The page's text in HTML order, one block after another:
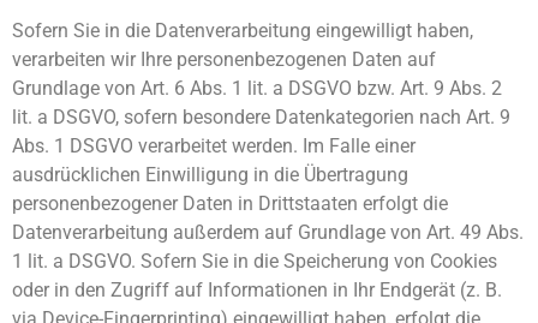
Sofern Sie in die Datenverarbeitung eingewilligt haben,
verarbeiten wir Ihre personenbezogenen Daten auf
Grundlage von Art. 6 Abs. 1 lit. a DSGVO bzw. Art. 9 Abs. 2
lit. a DSGVO, sofern besondere Datenkategorien nach Art. 9
Abs. 1 DSGVO verarbeitet werden. Im Falle einer
ausdrücklichen Einwilligung in die Übertragung
personenbezogener Daten in Drittstaaten erfolgt die
Datenverarbeitung außerdem auf Grundlage von Art. 49 Abs.
1 lit. a DSGVO. Sofern Sie in die Speicherung von Cookies
oder in den Zugriff auf Informationen in Ihr Endgerät (z. B.